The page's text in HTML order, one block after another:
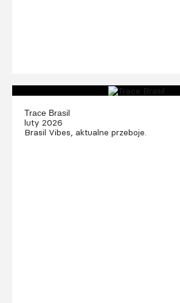
Trace Brasil
luty 2026
Brasil Vibes, aktualne przeboje.